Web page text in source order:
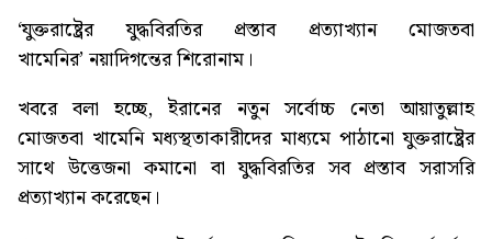
‘যুক্তরাষ্ট্রের যুদ্ধবিরতির প্রস্তাব প্রত্যাখ্যান মোজতবা
খামেনির’নয়াদিগন্তের শিরোনাম।
খবরে বলা হচ্ছে, ইরানের নতুন সর্বোচ্চ নেতা আয়াতুল্লাহ
মোজতবা খামেনি মধ্যস্থতাকারীদের মাধ্যমে পাঠানো যুক্তরাষ্ট্রের
সাথে উত্তেজনা কমানো বা যুদ্ধবিরতির সব প্রস্তাব সরাসরি
প্রত্যাখ্যান করেছেন।